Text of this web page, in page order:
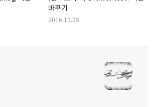
바꾸기
2016.10.05